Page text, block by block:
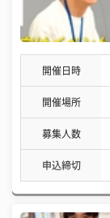
開催日時
開催場所
募集人数
申込締切